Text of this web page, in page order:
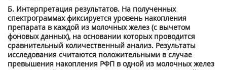
Б. Интерпретация результатов. На полученных
спектрограммах фиксируется уровень накопления
препарата в каждой из молочных желез (с вычетом
фоновых данных), на основании которых проводится
сравнительный количественный анализ. Результаты
исследования считаются положительными в случае
превышения накопления РФП в одной из молочных желез